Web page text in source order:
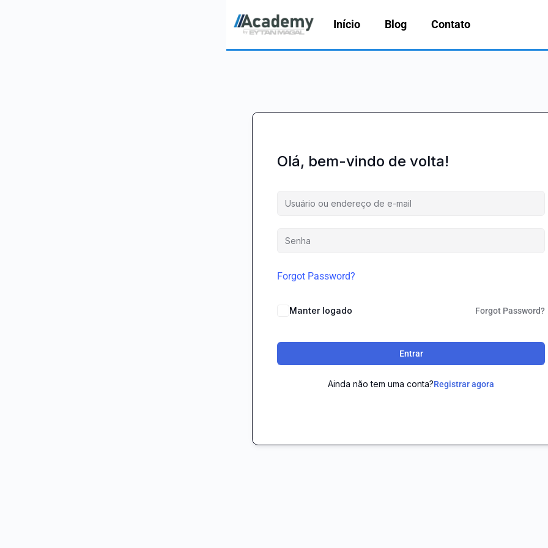
Início Blog Contato
Olá, bem-vindo de volta!
Forgot Password?
Manter logado Forgot Password?
Entrar
Ainda não tem uma conta?Registrar agora